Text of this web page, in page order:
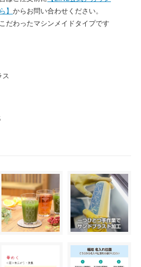
】 からお問い合わせください。
だわったマシンメイドタイプです
ス